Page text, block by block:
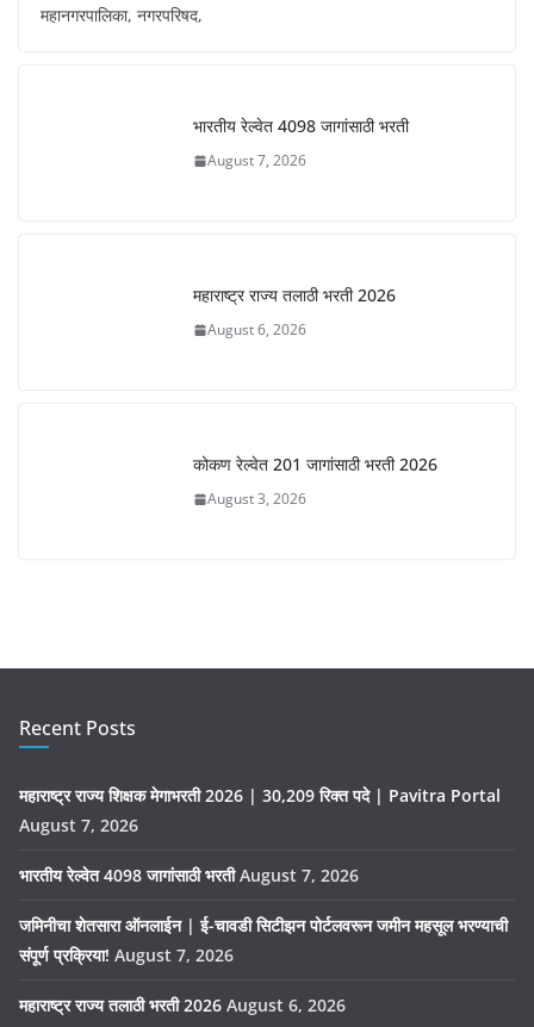
महानगरपालिका, नगरपरिषद,
भारतीय रेल्वेत 4098 जागांसाठी भरती
August 7, 2026
महाराष्ट्र राज्य तलाठी भरती 2026
August 6, 2026
कोकण रेल्वेत 201 जागांसाठी भरती 2026
August 3, 2026
Recent Posts
महाराष्ट्र राज्य शिक्षक मेगाभरती 2026 | 30,209 रिक्त पदे | Pavitra Portal
August 7, 2026
भारतीय रेल्वेत 4098 जागांसाठी भरती August 7, 2026
जमिनीचा शेतसारा ऑनलाईन | ई-चावडी सिटीझन पोर्टलवरून जमीन महसूल भरण्याची
संपूर्ण प्रक्रिया! August 7, 2026
महाराष्ट्र राज्य तलाठी भरती 2026 August 6, 2026